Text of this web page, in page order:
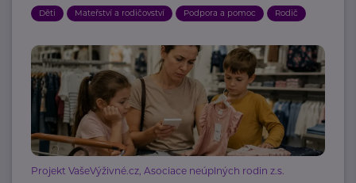
Děti Mateřství a rodičovství Podpora a pomoc Rodič
Projekt VašeVýživné.cz, Asociace neúplných rodin z.s.